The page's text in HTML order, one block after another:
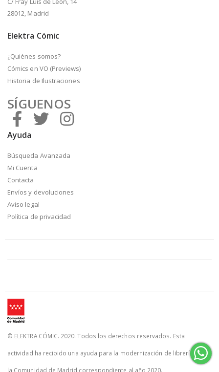
28012, Madrid
Elektra Cómic
¿Quiénes somos?
Cómics en VO (Previews)
Historia de Ilustraciones
SÍGUENOS
Ayuda
Búsqueda Avanzada
Mi Cuenta
Contacta
Envíos y devoluciones
Aviso legal
Política de privacidad
© ELEKTRA CÓMIC. 2020. Todos los derechos reservados. Esta
actividad ha recibido una ayuda para la modernización de librerías de
la Comunidad de Madrid correspondiente al año 2020.